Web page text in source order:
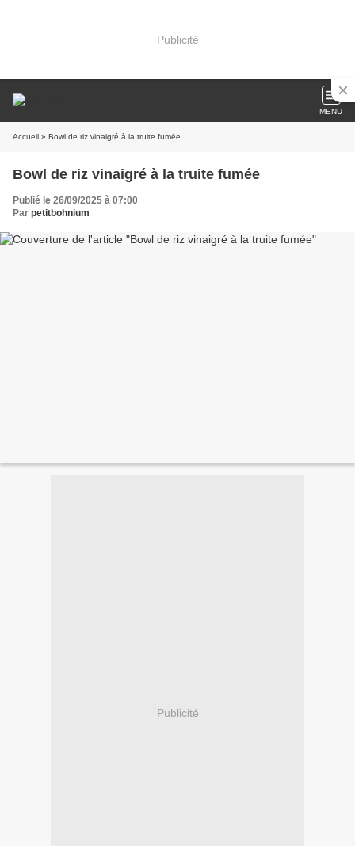
Publicité
MENU
Accueil » Bowl de riz vinaigré à la truite fumée
Bowl de riz vinaigré à la truite fumée
Publié le 26/09/2025 à 07:00
Par petitbohnium
Publicité